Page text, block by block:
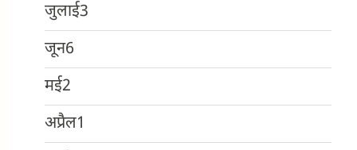
जुलाई3
जून6
मई2
अप्रैल1